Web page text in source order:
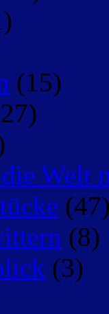
(15)
Welt
(8)
(3)